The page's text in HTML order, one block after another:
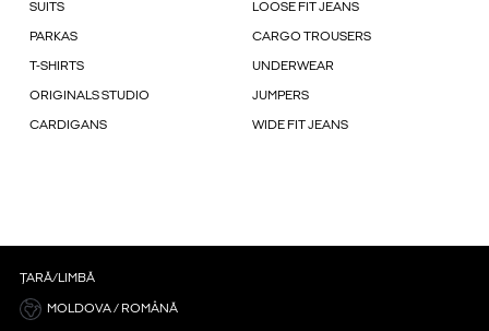
SUITS LOOSE FIT JEANS
PARKAS CARGO TROUSERS
T-SHIRTS UNDERWEAR
ORIGINALS STUDIO JUMPERS
CARDIGANS WIDE FIT JEANS
ȚARĂ/LIMBĂ
MOLDOVA / ROMÂNĂ